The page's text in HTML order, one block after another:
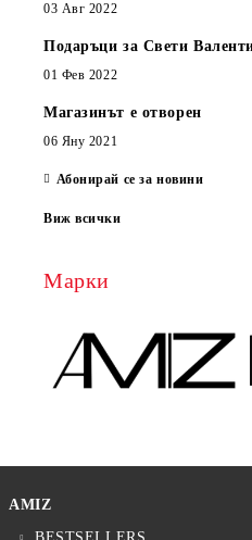
03 Авг 2022
Подаръци за Свети
01 Фев 2022
Магазинът е отворен
06 Яну 2021
Абонирай се за новини
Виж всички
Марки
AMIZ